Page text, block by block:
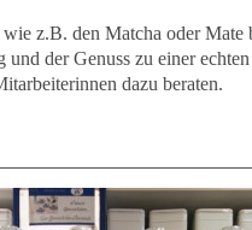
wie z.B. den Matcha oder
der Genuss zu einer
dazu beraten.